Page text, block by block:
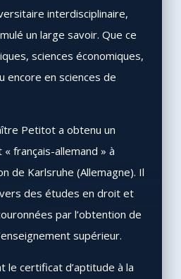
interdisciplinaire,
un large savoir. Que ce
sciences économiques,
encore en sciences de
Petitot a obtenu un
français-allemand » à
de Karlsruhe (Allemagne). Il
des études en droit et
par l’obtention de
supérieur.
certificat d’aptitude à la